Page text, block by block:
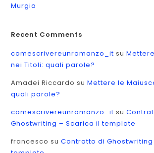
Murgia
Recent Comments
comescrivereunromanzo_it su
nei Titoli: quali parole?
Amadei Riccardo suMettere le
quali parole?
comescrivereunromanzo_it su
Ghostwriting – Scarica il template
francesco suContratto di